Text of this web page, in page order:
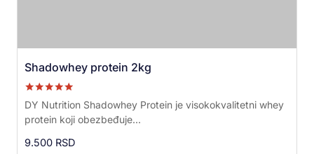
Shadowhey protein 2kg
Ocenjeno sa
5.00
od 5
DY Nutrition Shadowhey Protein je visokokvalitetni whey
protein koji obezbeđuje...
9.500 RSD